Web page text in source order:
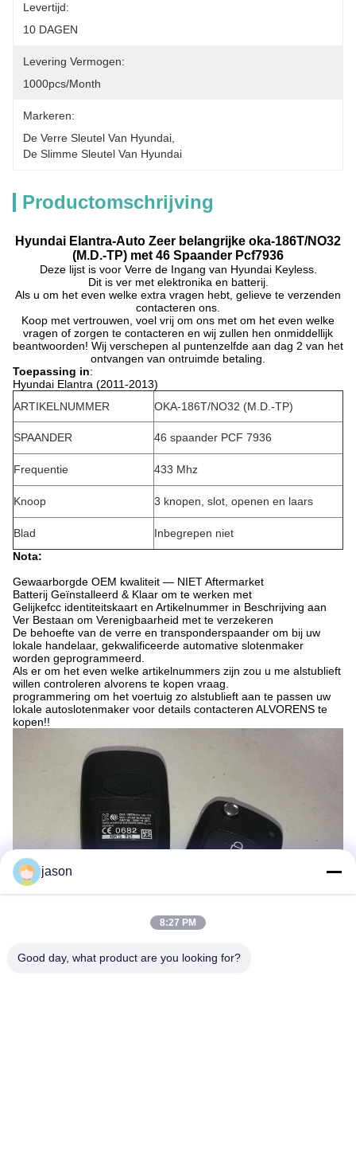
Levertijd:
10 DAGEN
Levering Vermogen:
1000pcs/month
Markeren:
De Verre Sleutel Van Hyundai
De Slimme Sleutel Van Hyundai
Productomschrijving
Hyundai Elantra-Auto Zeer belangrijke oka-186T/NO32
(M.D.-TP) met 46 Spaander Pcf7936
Deze lijst is voor Verre de Ingang van Hyundai Keyless.
Dit is ver met elektronika en batterij.
Als u om het even welke extra vragen hebt, gelieve te verzenden
contacteren ons.
Koop met vertrouwen, voel vrij om ons met om het even welke
vragen of zorgen te contacteren en wij zullen hen onmiddellijk
beantwoorden! Wij verschepen al puntenzelfde aan dag 2 van het
ontvangen van ontruimde betaling.
Toepassing in:
Hyundai Elantra (2011-2013)
ARTIKELNUMMER
OKA-186T/NO32 (M.D.-TP)
SPAANDER 46 spaander PCF 7936
Frequentie 433 Mhz
Knoop 3 knopen, slot, openen en laars
Blad
Inbegrepen niet
Nota:
Gewaarborgde OEM kwaliteit — NIET Aftermarket
Batterij Geïnstalleerd & Klaar om te werken met
Gelijkefcc identiteitskaart en Artikelnummer in Beschrijving aan
Ver Bestaan om Verenigbaarheid met te verzekeren
De behoefte van de verre en transponderspaander om bij uw
lokale handelaar, gekwalificeerde automative slotenmaker
worden geprogrammeerd.
Als er om het even welke artikelnummers zijn zou u me alstublieft
willen controleren alvorens te kopen vraag.
programmering om het voertuig zo alstublieft aan te passen uw
lokale autoslotenmaker voor details contacteren ALVORENS te
kopen!!
jason
8:27 PM
Good day, what product are you looking for?